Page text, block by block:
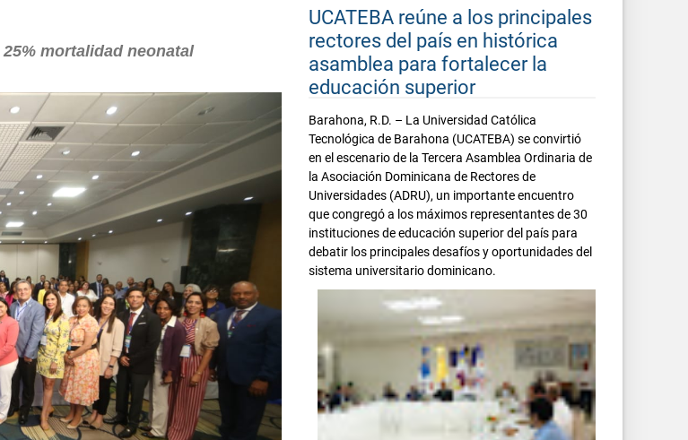
mortalidad neonatal
UCATEBA reúne a los principales
rectores del país en histórica
asamblea para fortalecer la
educación superior
Barahona, R.D. – La Universidad Católica
Tecnológica de Barahona (UCATEBA) se convirtió
en el escenario de la Tercera Asamblea Ordinaria de
la Asociación Dominicana de Rectores de
Universidades (ADRU), un importante encuentro
que congregó a los máximos representantes de 30
instituciones de educación superior del país para
debatir los principales desafíos y oportunidades del
sistema universitario dominicano.